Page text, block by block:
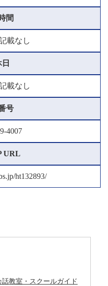
間
載なし
載なし
号
4007
URL
ht132893/
教室・スクールガイド